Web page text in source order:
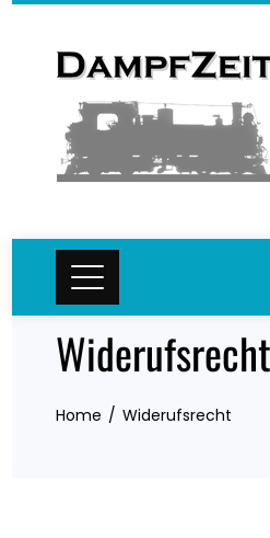
Skip
content
Widerufsrecht
Home Widerufsrecht